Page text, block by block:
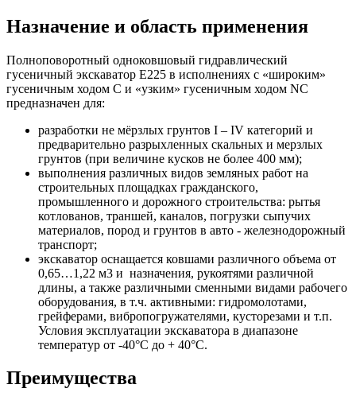
Назначение и область применения
Полноповоротный одноковшовый гидравлический
гусеничный экскаватор E225 в исполнениях с «широким»
гусеничным ходом C и «узким» гусеничным ходом NC
предназначен для:
разработки не мёрзлых грунтов I – IV категорий и
предварительно разрыхленных скальных и мерзлых
грунтов (при величине кусков не более 400 мм);
выполнения различных видов земляных работ на
строительных площадках гражданского,
промышленного и дорожного строительства: рытья
котлованов, траншей, каналов, погрузки сыпучих
материалов, пород и грунтов в авто - железнодорожный
транспорт;
экскаватор оснащается ковшами различного объема от
0,65…1,22 м3 и назначения, рукоятями различной
длины, а также различными сменными видами рабочего
оборудования, в т.ч. активными: гидромолотами,
грейферами, вибропогружателями, кусторезами и т.п.
Условия эксплуатации экскаватора в диапазоне
температур от -40°С до + 40°С.
Преимущества